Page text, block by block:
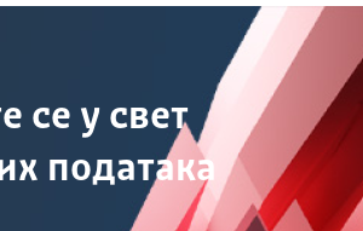
се у свет
података